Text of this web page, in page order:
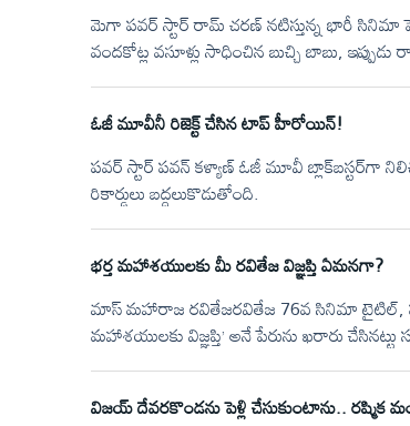
మెగా పవర్ స్టార్ రామ్ చరణ్ నటిస్తున్న భారీ సినిమా
వందకోట్ల వసూళ్లు సాధించిన బుచ్చి బాబు,
క్రియేట్ అయింది. ఈ సినిమాకి సంబంధించిన ఏ చిన్న
విడుదలైన పోస్టర్లు, సాంగ్, వీడియో గ్లింప్స్ ఈ
సంచలనంగా మారి 60 మిలియన్ కు పైగా వ్యూస్
ఓజీ మూవీనీ రిజెక్ట్ చేసిన టాప్ హీరోయిన్!
పవర్ స్టార్ పవన్ కళ్యాణ్ ఓజీ మూవీ బ్లాక్‌బస్టర్‌గా
రికార్డులు బద్దలుకొడుతోంది.
భర్త మహాశయులకు మీ రవితేజ విజ్ఞప్తి ఏమనగా?
మాస్ మహారాజ రవితేజరవితేజ 76వ సినిమా టైటిల్, ఫస్ట్
మహాశయులకు విజ్ఞప్తి’ అనే పేరును ఖరారు
వచ్చే సంక్రాంతి సందర్భంగా ప్రేక్షకుల
అందిస్తున్నారు. గత కొంతకాలంగా సరైన హిట్
విజయ్ దేవరకొండను పెళ్లి చేసుకుంటాను.. రష్మిక